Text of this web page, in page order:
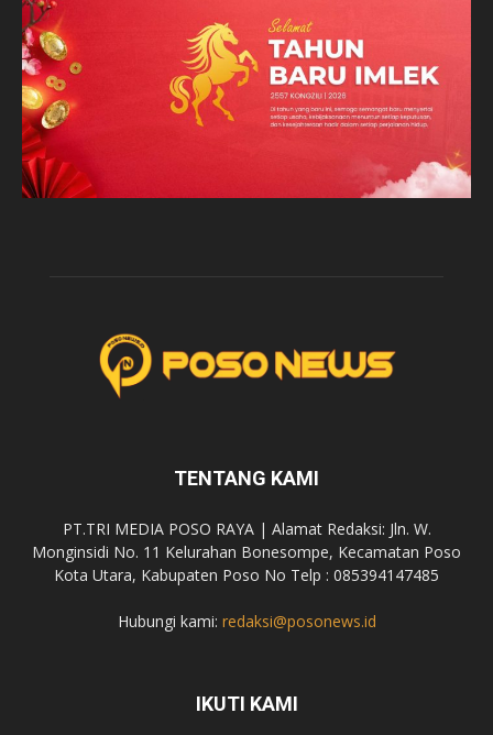
TENTANG KAMI
PT.TRI MEDIA POSO RAYA | Alamat Redaksi: Jln. W.
Monginsidi No. 11 Kelurahan Bonesompe, Kecamatan Poso
Kota Utara, Kabupaten Poso No Telp : 085394147485
Hubungi kami: redaksi@posonews.id
IKUTI KAMI